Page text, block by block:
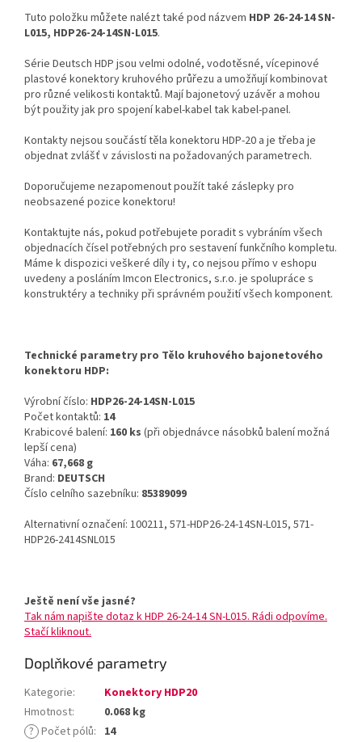
Tuto položku můžete nalézt také pod názvem HDP 26-24-14 SN-
L015, HDP26-24-14SN-L015.
Série Deutsch HDP jsou velmi odolné, vodotěsné, vícepinové
plastové konektory kruhového průřezu a umožňují kombinovat
pro různé velikosti kontaktů. Mají bajonetový uzávěr a mohou
být použity jak pro spojení kabel-kabel tak kabel-panel.
Kontakty nejsou součástí těla konektoru HDP-20 a je třeba je
objednat zvlášť v závislosti na požadovaných parametrech.
Doporučujeme nezapomenout použít také záslepky pro
neobsazené pozice konektoru!
Kontaktujte nás, pokud potřebujete poradit s vybráním všech
objednacích čísel potřebných pro sestavení funkčního kompletu.
Máme k dispozici veškeré díly i ty, co nejsou přímo v eshopu
uvedeny a posláním Imcon Electronics, s.r.o. je spolupráce s
konstruktéry a techniky při správném použití všech komponent.
Technické parametry pro Tělo kruhového bajonetového
konektoru HDP:
Výrobní číslo: HDP26-24-14SN-L015
Počet kontaktů: 14
Krabicové balení: 160 ks (při objednávce násobků balení možná
lepší cena)
Váha: 67,668 g
Brand: DEUTSCH
Číslo celního sazebníku: 85389099
Alternativní označení: 100211, 571-HDP26-24-14SN-L015, 571-
HDP26-2414SNL015
Ještě není vše jasné?
Tak nám napište dotaz k HDP 26-24-14 SN-L015. Rádi odpovíme.
Stačí kliknout.
Doplňkové parametry
Kategorie:
Konektory HDP20
Hmotnost:
0.068 kg
? Počet pólů: 14